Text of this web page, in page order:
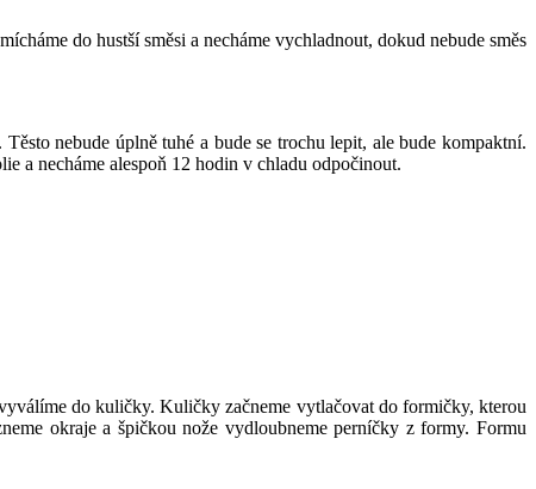
do hustší směsi a necháme vychladnout, dokud nebude směs
nebude úplně tuhé a bude se trochu lepit, ale bude kompaktní.
a necháme alespoň 12 hodin v chladu odpočinout.
do kuličky. Kuličky začneme vytlačovat do formičky, kterou
okraje a špičkou nože vydloubneme perníčky z formy. Formu